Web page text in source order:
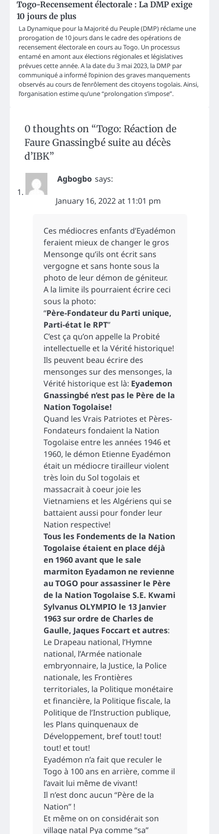
Togo-Recensement électorale : La DMP exige
10 jours de plus
La Dynamique pour la Majorité du Peuple (DMP) réclame une
prorogation de 10 jours dans le cadre des opérations de
recensement électorale en cours au Togo. Un processus
entamé en amont aux élections régionales et législatives
prévues cette année. A la date du 3 mai 2023, la DMP par
communiqué a informé l’opinion des graves manquements
observés au cours de l’enrôlement des citoyens togolais. Ainsi,
l’organisation estime qu’une “prolongation s’impose”.
0 thoughts on “Togo: Réaction de
Faure Gnassingbé suite au décès
d’IBK”
Agbogbo says:
January 16, 2022 at 11:01 pm
Ces médiocres enfants d’Eyadémon
feraient mieux de changer le gros
Mensonge qu’ils ont écrit sans
vergogne et sans honte sous la
photo de leur démon de géniteur.
A la limite ils pourraient écrire ceci
sous la photo:
“Père-Fondateur du Parti unique,
Parti-état le RPT”
C’est ça qu’on appelle la Probité
intellectuelle et la Vérité historique!
Ils peuvent beau écrire des
mensonges sur des mensonges, la
Vérité historique est là: Eyademon
Gnassingbé n’est pas le Père de la
Nation Togolaise!
Quand les Vrais Patriotes et Pères-
Fondateurs fondaient la Nation
Togolaise entre les années 1946 et
1960, le démon Etienne Eyadémon
était un médiocre tirailleur violent
très loin du Sol togolais et
massacrait à coeur joie les
Vietnamiens et les Algériens qui se
battaient aussi pour fonder leur
Nation respective!
Tous les Fondements de la Nation
Togolaise étaient en place déjà
en 1960 avant que le sale
marmiton Eyadamon ne revienne
au TOGO pour assassiner le Père
de la Nation Togolaise S.E. Kwami
Sylvanus OLYMPIO le 13 Janvier
1963 sur ordre de Charles de
Gaulle, Jaques Foccart et autres:
Le Drapeau national, l’Hymne
national, l’Armée nationale
embryonnaire, la Justice, la Police
nationale, les Frontières
territoriales, la Politique monétaire
et financière, la Politique fiscale, la
Politique de l’Instruction publique,
les Plans quinquenaux de
Développement, bref tout! tout!
tout! et tout!
Eyadémon n’a fait que reculer le
Togo à 100 ans en arrière, comme il
l’avait lui même de vivant!
Il n’est donc aucun “Père de la
Nation” !
Et même on on considérait son
village natal Pya comme “sa”